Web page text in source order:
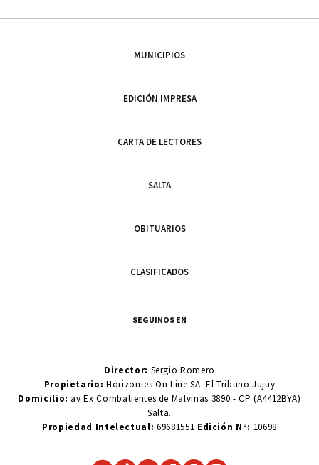
MUNICIPIOS
EDICIÓN IMPRESA
CARTA DE LECTORES
SALTA
OBITUARIOS
CLASIFICADOS
SEGUINOS EN
Director: Sergio Romero
Propietario:Horizontes On Line SA. El Tribuno Jujuy
Domicilio: av Ex Combatientes de Malvinas 3890 - CP (A4412BYA)
Salta.
Propiedad Intelectual: 69681551 Edición N°: 10698